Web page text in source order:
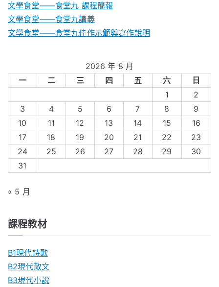
文學食堂——食堂九 課程簡報
文學食堂――食堂九講義
文學食堂——食堂九佳作示範與寫作說明
2026 年 8 月
一
二 三 四 五 六
日
1
2
3
4 5 6 7 8
9
10
11 12 13 14 15
16
17
18 19 20 21 22
23
24
25 26 27 28 29
30
31
« 5 月
課程教材
B1現代詩歌
B2現代散文
B3現代小說